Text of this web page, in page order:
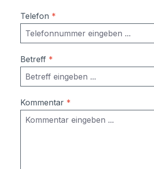
Telefon *
Betreff *
Kommentar *